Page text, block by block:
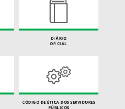
DIÁRIO
OFICIAL
CÓDIGO DE ÉTICA DOS SERVIDORES
PÚBLICOS